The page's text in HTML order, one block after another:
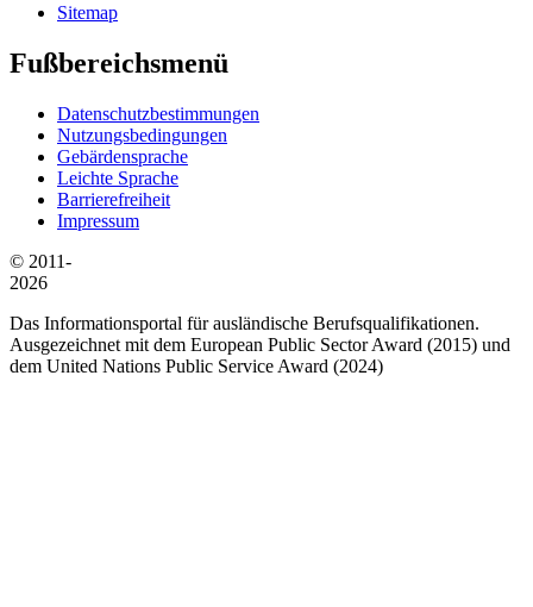
Sitemap
Fußbereichsmenü
Datenschutzbestimmungen
Nutzungsbedingungen
Gebärdensprache
Leichte Sprache
Barrierefreiheit
Impressum
© 2011-
2026
Das Informationsportal für ausländische Berufsqualifikationen.
Ausgezeichnet mit dem European Public Sector Award (2015) und
dem United Nations Public Service Award (2024)